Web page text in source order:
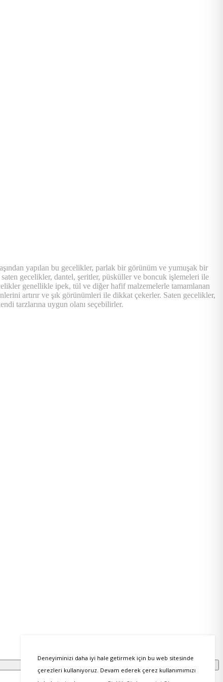
Deneyiminizi daha iyi hale getirmek için bu web sitesinde
çerezleri kullanıyoruz. Devam ederek çerez kullanımımızı
yapılan bu gecelikler, parlak bir görünüm ve yumuşak bir
gecelikler, dantel, şeritler, püsküller ve boncuk işlemeleri ile
genellikle ipek, tül ve diğer hafif malzemelerle tamamlanan
artırır ve şık görünümleri ile dikkat çekerler. Saten gecelikler,
tarzlarına uygun olanı seçebilirler.